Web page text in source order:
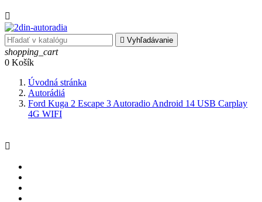

 Vyhľadávanie
shopping_cart
0 Košík
Úvodná stránka
Autorádiá
Ford Kuga 2 Escape 3 Autoradio Android 14 USB Carplay
4G WIFI
